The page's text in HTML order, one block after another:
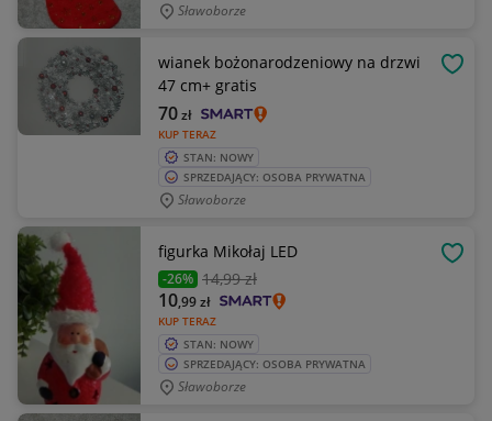
Sławoborze
wianek bożonarodzeniowy na drzwi
47 cm+ gratis
KUP TERAZ
70zł
STAN: NOWY
SPRZEDAJĄCY: OSOBA PRYWATNA
Sławoborze
figurka Mikołaj LED
-26% 14,99 zł
KUP TERAZ
10,99zł
STAN: NOWY
SPRZEDAJĄCY: OSOBA PRYWATNA
Sławoborze